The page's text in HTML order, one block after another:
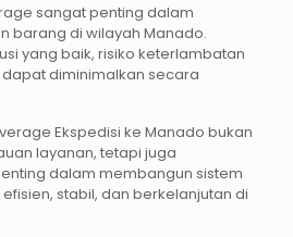
sangat penting dalam
barang di wilayah Manado.
yang baik, risiko keterlambatan
diminimalkan secara
Ekspedisi ke Manado bukan
layanan, tetapi juga
dalam membangun sistem
stabil, dan berkelanjutan di